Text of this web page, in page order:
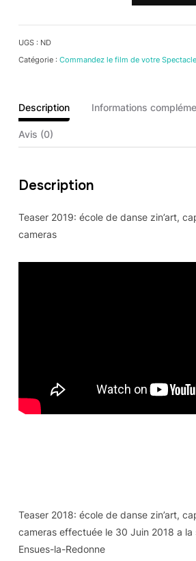
UGS : ND
Catégorie : Commandez le film de votre
Description Informations
Avis (0)
Description
Teaser 2019: école de danse zin’art,
cameras
Teaser 2018: école de danse zin’art,
cameras effectuée le 30 Juin 2018 a la
Ensues-la-Redonne